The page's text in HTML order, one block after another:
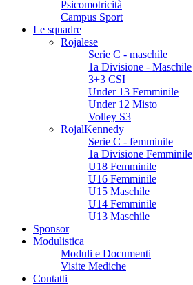
Psicomotricità
Campus Sport
Le squadre
Rojalese
Serie C - maschile
1a Divisione - Maschile
3+3 CSI
Under 13 Femminile
Under 12 Misto
Volley S3
RojalKennedy
Serie C - femminile
1a Divisione Femminile
U18 Femminile
U16 Femminile
U15 Maschile
U14 Femminile
U13 Maschile
Sponsor
Modulistica
Moduli e Documenti
Visite Mediche
Contatti